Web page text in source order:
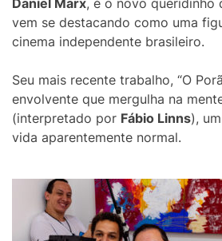
vem se destacando como uma
cinema independente brasileiro.
Seu mais recente trabalho, “O
envolvente que mergulha na
(interpretado por Fábio Linns),
vida aparentemente normal.